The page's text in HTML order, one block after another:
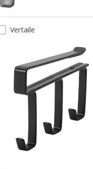
RISATORP,
Vertaile